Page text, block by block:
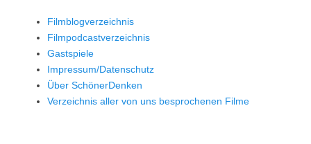
Filmblogverzeichnis
Filmpodcastverzeichnis
Gastspiele
Impressum/Datenschutz
Über SchönerDenken
Verzeichnis aller von uns besprochenen Filme